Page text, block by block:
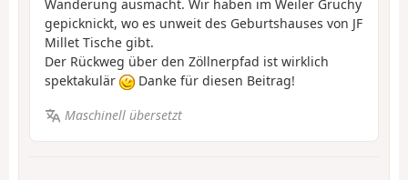
Wanderung ausmacht. Wir haben im Weiler Gruchy
gepicknickt, wo es unweit des Geburtshauses von JF
Millet Tische gibt.
Der Rückweg über den Zöllnerpfad ist wirklich
spektakulär
Danke für diesen Beitrag!
Maschinell übersetzt